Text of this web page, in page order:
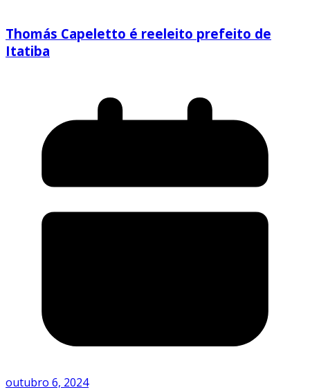
Thomás Capeletto é reeleito prefeito de
Itatiba
outubro 6, 2024